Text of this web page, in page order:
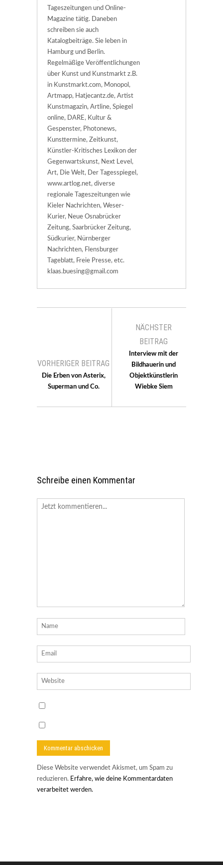
Tageszeitungen und Online-
Magazine tätig. Daneben
schreiben sie auch
Katalogbeiträge. Sie leben in
Hamburg und Berlin.
Regelmäßige Veröffentlichungen
über Kunst und Kunstmarkt z.B.
in Kunstmarkt.com, Monopol,
Artmapp, Hatjecantz.de, Artist
Kunstmagazin, Artline, Spiegel
online, DARE, Kultur &
Gespenster, Photonews,
Kunsttermine, Zeitkunst,
Künstler-Kritisches Lexikon der
Gegenwartskunst, Next Level,
Art, Die Welt, Der Tagesspiegel,
www.artlog.net, diverse
regionale Tageszeitungen wie
Kieler Nachrichten, Weser-
Kurier, Neue Osnabrücker
Zeitung, Saarbrücker Zeitung,
Südkurier, Nürnberger
Nachrichten, Flensburger
Tageblatt, Freie Presse, etc.
klaas.buesing@gmail.com
VORHERIGER BEITRAG
Die Erben von Asterix,
Superman und Co.
NÄCHSTER
BEITRAG
Interview mit der
Bildhauerin und
Objektkünstlerin
Wiebke Siem
Schreibe einen Kommentar
Diese Website verwendet Akismet, um Spam zu
reduzieren. Erfahre, wie deine Kommentardaten
verarbeitet werden.